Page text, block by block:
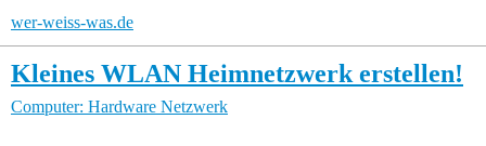
wer-weiss-was.de
Kleines WLAN Heimnetzwerk erstellen!
Computer: Hardware Netzwerk